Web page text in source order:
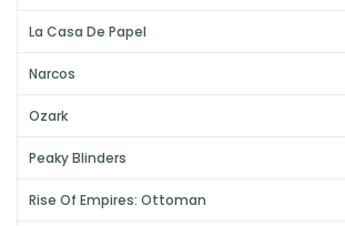
La Casa De Papel
Narcos
Ozark
Peaky Blinders
Rise Of Empires: Ottoman